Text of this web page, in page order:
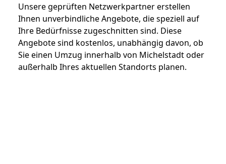
Unsere geprüften Netzwerkpartner erstellen
Ihnen unverbindliche Angebote, die speziell auf
Ihre Bedürfnisse zugeschnitten sind. Diese
Angebote sind kostenlos, unabhängig davon, ob
Sie einen Umzug innerhalb von Michelstadt oder
außerhalb Ihres aktuellen Standorts planen.